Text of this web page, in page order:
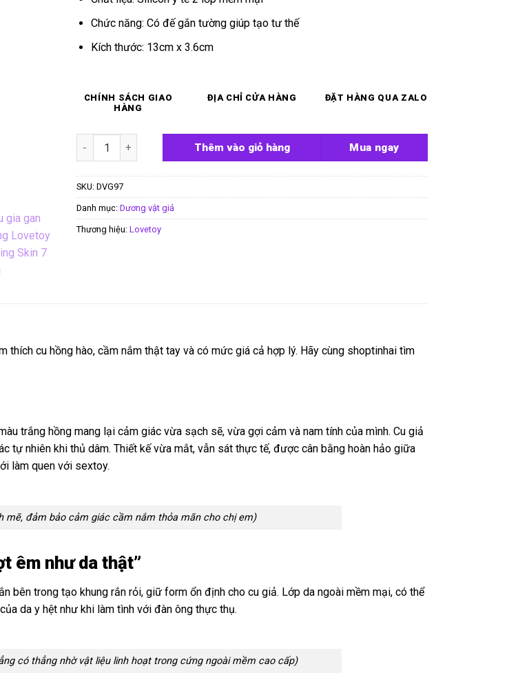
Chức năng: Có đế gắn tường giúp tạo tư thế
Kích thước: 13cm x 3.6cm
CHÍNH SÁCH GIAO
HÀNG
ĐỊA CHỈ CỬA HÀNG ĐẶT HÀNG QUA ZALO
Cu giả gắn tường Lovetoy Sliding Skin 7 inch số lượng
Thêm vào giỏ hàng Mua ngay
SKU: DVG97
Danh mục: Dương vật giả
Thương hiệu: Lovetoy
cu hồng hào, cầm nắm thật tay và có mức giá cả hợp lý. Hãy cùng shoptinhai tìm
trắng hồng mang lại cảm giác vừa sạch sẽ, vừa gợi cảm và nam tính của mình. Cu giả
tự nhiên khi thủ dâm. Thiết kế vừa mắt, vẫn sát thực tế, được cân bằng hoàn hảo giữa
làm quen với sextoy.
mẽ, đảm bảo cảm giác cầm nắm thỏa mãn cho chị em)
êm như da thật”
bên trong tạo khung rắn rỏi, giữ form ổn định cho cu giả. Lớp da ngoài mềm mại, có thể
da y hệt như khi làm tình với đàn ông thực thụ.
có thẳng nhờ vật liệu linh hoạt trong cứng ngoài mềm cao cấp)